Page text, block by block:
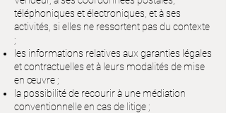
téléphoniques et électroniques, et à ses
activités, si elles ne ressortent pas du contexte
;
les informations relatives aux garanties légales
et contractuelles et à leurs modalités de mise
en œuvre ;
la possibilité de recourir à une médiation
conventionnelle en cas de litige ;